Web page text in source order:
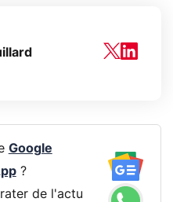
Google
?
de l'actu